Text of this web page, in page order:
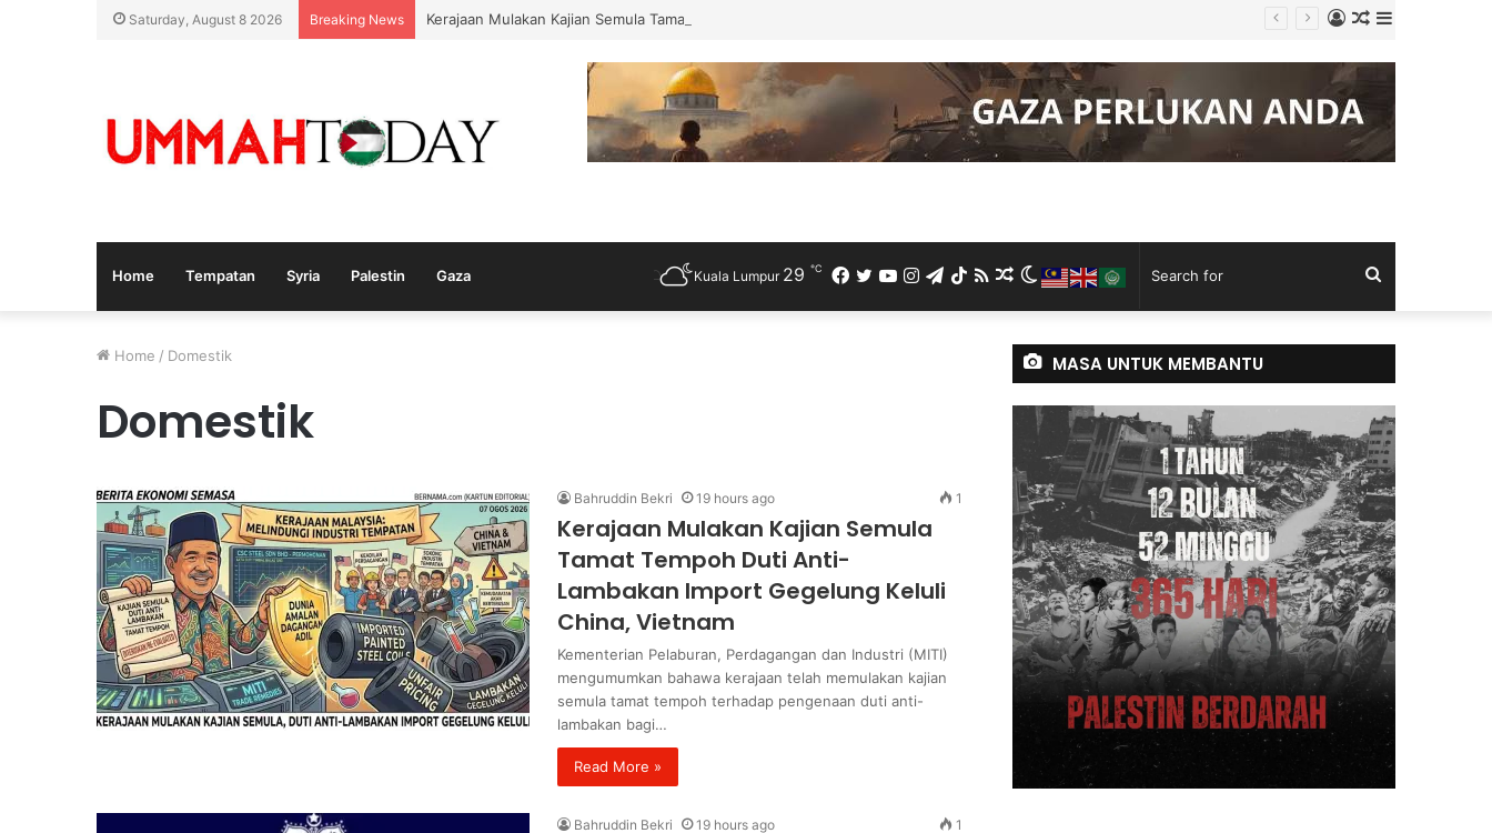
Saturday, August 8 2026 Breaking News Kerajaan Mulakan Kajian Semula Tamat Tempoh Duti Anti-Lambakan Import Gegelung Keluli China, Vietnam
Random
Article
Log
In
Home Tempatan Syria Palestin Gaza
for
Switch
skin
Random
Article
RSS
TikTok
Telegram
Instagram
YouTube
Twitter
Facebook
Kuala Lumpur 29 ℃
Home / Domestik
Domestik
Bahruddin Bekri 19 hours ago 1
Kerajaan Mulakan Kajian Semula
Tamat Tempoh Duti Anti-
Lambakan Import Gegelung Keluli
China, Vietnam
Kementerian Pelaburan, Perdagangan dan Industri (MITI)
mengumumkan bahawa kerajaan telah memulakan kajian
semula tamat tempoh terhadap pengenaan duti anti-
lambakan bagi…
Read More »
Bahruddin Bekri 19 hours ago 1
MASA UNTUK MEMBANTU